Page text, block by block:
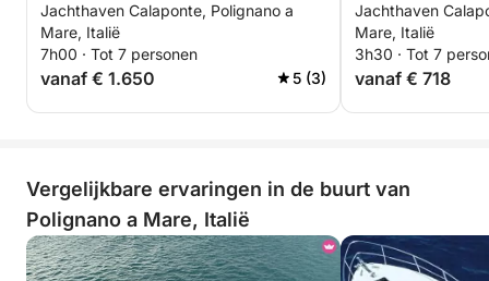
Monopoli
Jachthaven Calaponte, Polignano a
Mare, Italië
7h00 · Tot 7 personen
vanaf € 1.650 5 (3)
en Monopoli
Jachthaven
Mare, Italië
3h30 · Tot 7
vanaf € 718
Vergelijkbare ervaringen in de buurt van
Polignano a Mare, Italië